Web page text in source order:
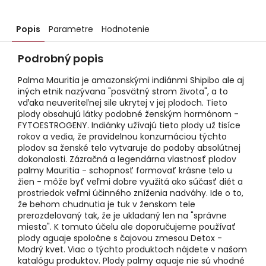
Popis Parametre Hodnotenie
Podrobný popis
Palma Mauritia je amazonskými indiánmi Shipibo ale aj
iných etnik nazývana "posvätný strom života", a to
vďaka neuveriteľnej sile ukrytej v jej plodoch. Tieto
plody obsahujú látky podobné ženským hormónom -
FYTOESTROGENY. Indiánky užívajú tieto plody už tisíce
rokov a vedia, že pravidelnou konzumáciou týchto
plodov sa ženské telo vytvaruje do podoby absolútnej
dokonalosti. Zázračná a legendárna vlastnosť plodov
palmy Mauritia - schopnosť formovať krásne telo u
žien - môže byť veľmi dobre využitá ako súčasť diét a
prostriedok veľmi účinného zníženia nadváhy. Ide o to,
že behom chudnutia je tuk v ženskom tele
prerozdelovaný tak, že je ukladaný len na "správne
miesta". K tomuto účelu ale doporučujeme používať
plody aguaje spoločne s čajovou zmesou Detox -
Modrý kvet. Viac o týchto produktoch nájdete v našom
katalógu produktov. Plody palmy aquaje nie sú vhodné